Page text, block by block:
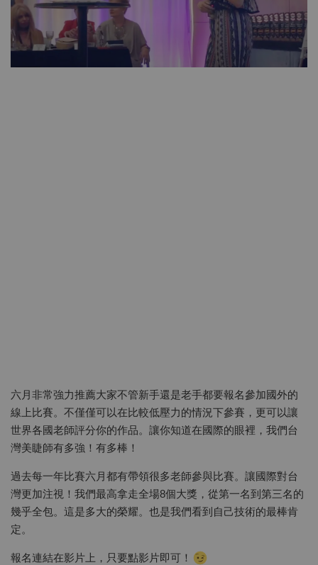
六月非常強力推薦大家不管新手還是老手都要報名參加國外的
線上比賽。不僅僅可以在比較低壓力的情況下參賽，更可以讓
世界各國老師評分你的作品。讓你知道在國際的眼裡，我們台
灣美睫師有多強！有多棒！
過去每一年比賽六月都有帶領很多老師參與比賽。讓國際對台
灣更加注視！我們最高拿走全場8個大獎，從第一名到第三名的
幾乎全包。這是多大的榮耀。也是我們看到自己技術的最棒肯
定。
報名連結在影片上，只要點影片即可！